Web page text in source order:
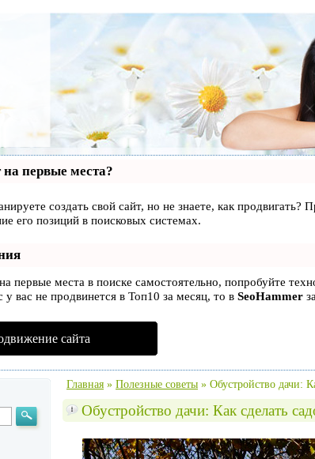
первые места?
создать свой сайт, но не знаете, как
его позиций в поисковых системах.
первые места в поиске самостоятельно, попробуйте
вас не продвинется в Топ10 за месяц, то в SeoHammer
сайта
Главная » Полезные советы » Обустройство дачи:
Обустройство дачи: Как сделать